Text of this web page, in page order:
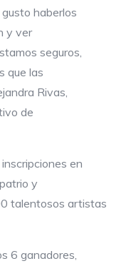
haberlos
y ver
seguros,
que las
Rivas,
de
en
y
talentosos artistas
6 ganadores,